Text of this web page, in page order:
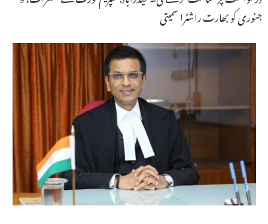
جنوری کو بھارت راشٹرا سمیتی